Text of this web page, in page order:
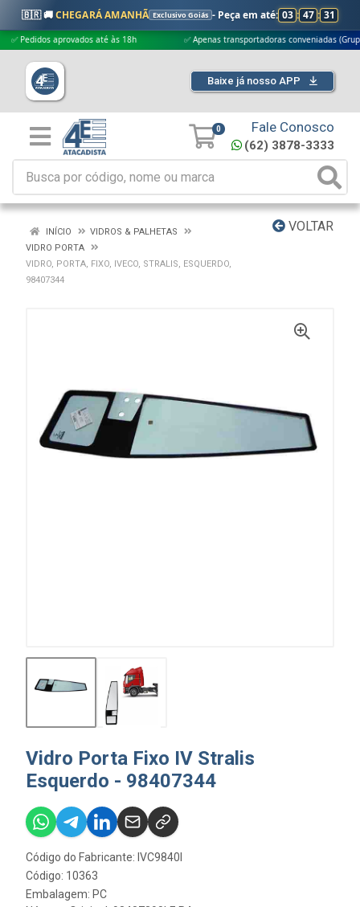
🇧🇷 🚚CHEGARÁ AMANHÃ Exclusivo Goiás - Peça em até: 03 : 47 : 30
aprovados até às 18h ✅ Apenas transportadoras conveniadas (Grupo G5)
Baixe já nosso APP
0 Fale Conosco
(62) 3878-3333
VOLTAR
INÍCIO
VIDROS & PALHETAS
VIDRO PORTA
VIDRO, PORTA, FIXO, IVECO, STRALIS, ESQUERDO,
98407344
Vidro Porta Fixo IV Stralis
Esquerdo - 98407344
Código do Fabricante: IVC9840I
Código: 10363
Embalagem: PC